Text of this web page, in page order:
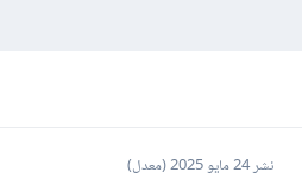
نشر24 مايو 2025 (معدل)